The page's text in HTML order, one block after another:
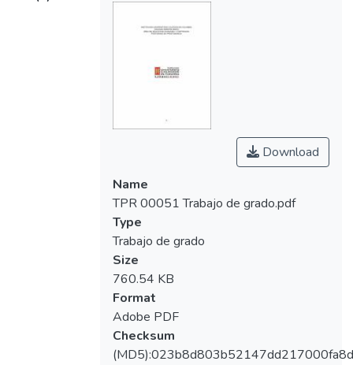
sólo por implantes.
Download
Name
TPR 00051 Trabajo de grado.pdf
Type
Trabajo de grado
Size
760.54 KB
Format
Adobe PDF
Checksum